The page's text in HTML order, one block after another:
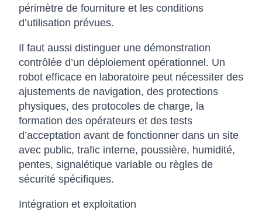
périmètre de fourniture et les conditions
d’utilisation prévues.
Il faut aussi distinguer une démonstration
contrôlée d’un déploiement opérationnel. Un
robot efficace en laboratoire peut nécessiter des
ajustements de navigation, des protections
physiques, des protocoles de charge, la
formation des opérateurs et des tests
d’acceptation avant de fonctionner dans un site
avec public, trafic interne, poussière, humidité,
pentes, signalétique variable ou règles de
sécurité spécifiques.
Intégration et exploitation